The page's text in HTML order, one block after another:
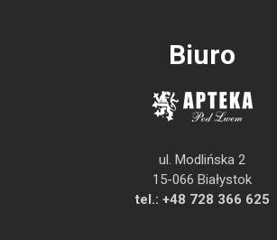
Biuro
ul. Modlińska 2
15-066 Białystok
tel.: +48 728 366 625